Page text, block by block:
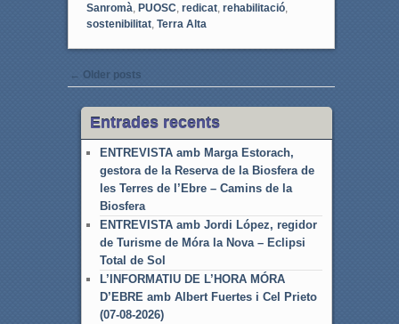
Sanromà PUOSC redicat, rehabilitació,
sostenibilitat, Terra Alta
Post navigation
← Older posts
Entrades recents
ENTREVISTA amb Marga Estorach,
gestora de la Reserva de la Biosfera de
les Terres de l’Ebre – Camins de la
Biosfera
ENTREVISTA amb Jordi López, regidor
de Turisme de Móra la Nova – Eclipsi
Total de Sol
L’INFORMATIU DE L’HORA MÓRA
D’EBRE amb Albert Fuertes i Cel Prieto
(07-08-2026)